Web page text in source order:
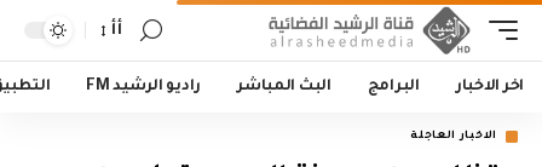
أأ
اخر الاخبار البرامج البث المباشر راديو الرشيد FM
الاخبار العاجلة